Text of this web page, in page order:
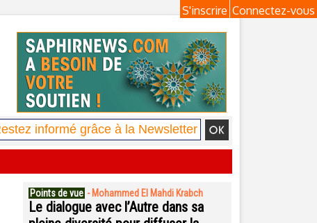
Connectez-vous
S'inscrire
Points de vue - Mohammed El Mahdi Krabch
Le dialogue avec l’Autre dans sa